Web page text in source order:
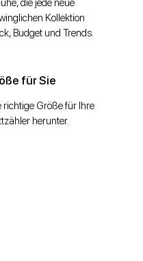
die jede neue
Kollektion
Budget und Trends.
für Sie
richtige Größe für Ihre
herunter.